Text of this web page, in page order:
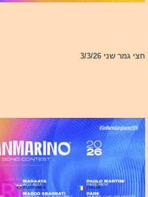
חצי גמר שני 3/3/26